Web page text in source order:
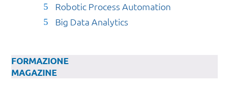
Robotic Process Automation
Big Data Analytics
FORMAZIONE
MAGAZINE